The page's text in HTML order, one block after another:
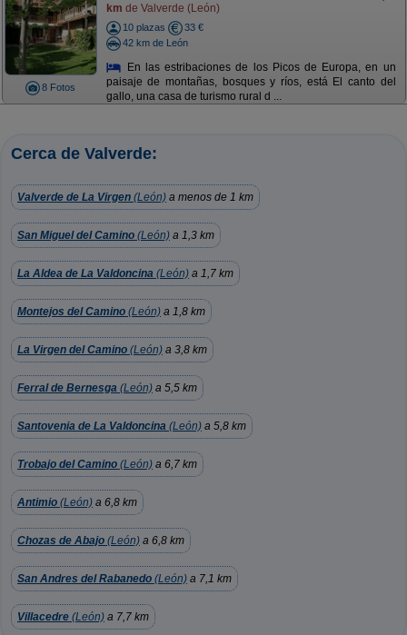
8 Fotos
km de Valverde (León)
10 plazas
33 €
42 km de León
En las estribaciones de los Picos de Europa, en un
paisaje de montañas, bosques y ríos, está El canto del
gallo, una casa de turismo rural d ...
Cerca de Valverde:
Valverde de La Virgen (León) a menos de 1 km
San Miguel del Camino (León) a 1,3 km
La Aldea de La Valdoncina (León) a 1,7 km
Montejos del Camino (León) a 1,8 km
La Virgen del Camino (León) a 3,8 km
Ferral de Bernesga (León) a 5,5 km
Santovenia de La Valdoncina (León) a 5,8 km
Trobajo del Camino (León) a 6,7 km
Antimio (León) a 6,8 km
Chozas de Abajo (León) a 6,8 km
San Andres del Rabanedo (León) a 7,1 km
Villacedre (León) a 7,7 km